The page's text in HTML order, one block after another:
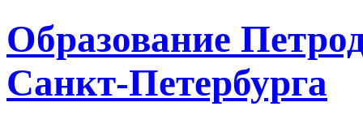
Образование
Санкт-Петербурга